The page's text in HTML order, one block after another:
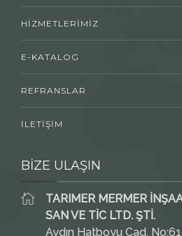
HİZMETLERİMİZ
E-KATALOG
REFRANSLAR
İLETİŞİM
BİZE ULAŞIN
TARIMER MERMER
SAN VE TİC LTD. ŞTİ.
Aydın Hatboyu Cad.